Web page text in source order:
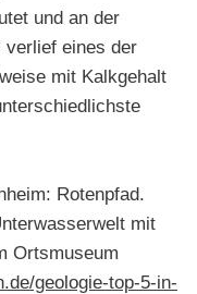
und an der
verlief eines der
mit Kalkgehalt
Rotenpfad.
mit
Ortsmuseum
geologie-top-5-in-